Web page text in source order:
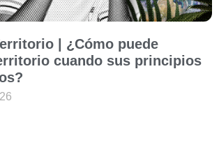
| ¿Cómo puede
cuando sus principios